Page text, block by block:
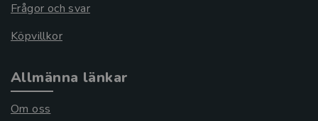
Frågor och svar
Köpvillkor
Allmänna länkar
Om oss